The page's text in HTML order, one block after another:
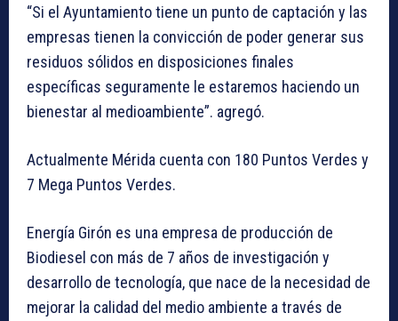
“Si el Ayuntamiento tiene un punto de captación y las
empresas tienen la convicción de poder generar sus
residuos sólidos en disposiciones finales
específicas seguramente le estaremos haciendo un
bienestar al medioambiente”. agregó.
Actualmente Mérida cuenta con 180 Puntos Verdes y
7 Mega Puntos Verdes.
Energía Girón es una empresa de producción de
Biodiesel con más de 7 años de investigación y
desarrollo de tecnología, que nace de la necesidad de
mejorar la calidad del medio ambiente a través de